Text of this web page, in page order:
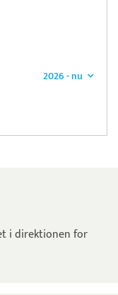
2026 - nu
i direktionen for